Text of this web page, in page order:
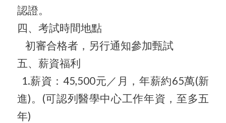
認證。
四、考試時間地點
初審合格者，另行通知參加甄試
五、薪資福利
1.薪資：45,500元／月，年薪約65萬(新
進)。(可認列醫學中心工作年資，至多五
年)